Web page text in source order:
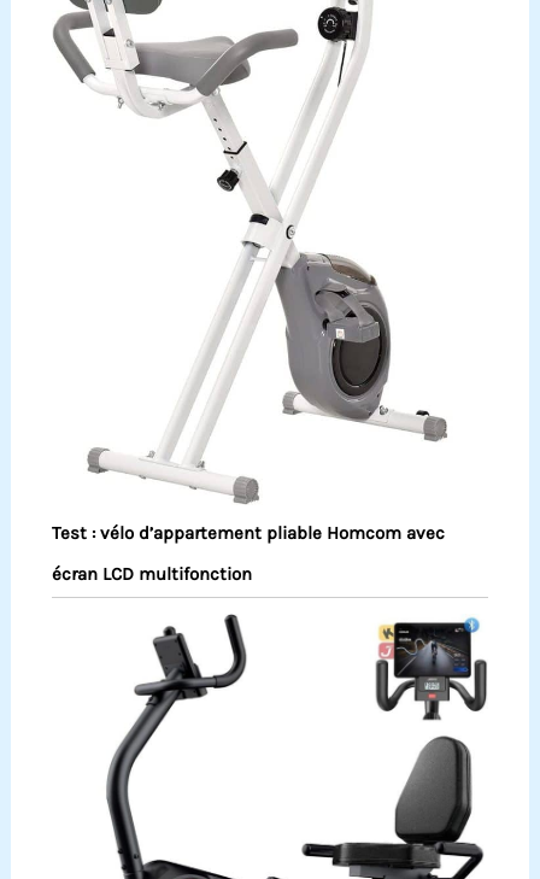
Test : vélo d’appartement pliable Homcom avec
écran LCD multifonction